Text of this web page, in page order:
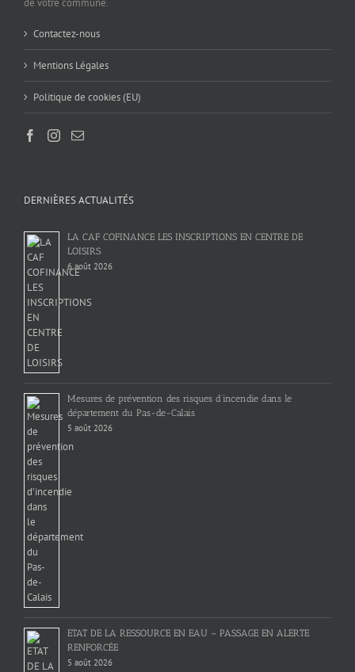
de votre commune.
Contactez-nous
Mentions Légales
Politique de cookies (EU)
DERNIÈRES ACTUALITÉS
LA CAF COFINANCE LES INSCRIPTIONS EN CENTRE DE
LOISIRS
6 août 2026
Mesures de prévention des risques d’incendie dans le
département du Pas-de-Calais
5 août 2026
ETAT DE LA RESSOURCE EN EAU – PASSAGE EN ALERTE
RENFORCÉE
5 août 2026